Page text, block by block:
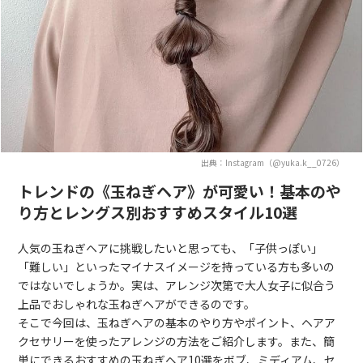
出典：Instagram（@yuka.k__0726）
トレンドの《玉ねぎヘア》が可愛い！基本のや
り方とレングス別おすすめスタイル10選
人気の玉ねぎヘアに挑戦したいと思っても、「子供っぽい」
「難しい」といったマイナスイメージを持っている方も多いの
ではないでしょうか。実は、アレンジ次第で大人女子に似合う
上品でおしゃれな玉ねぎヘアができるのです。
そこで今回は、玉ねぎヘアの基本のやり方やポイント、ヘアア
クセサリーを使ったアレンジの方法をご紹介します。また、簡